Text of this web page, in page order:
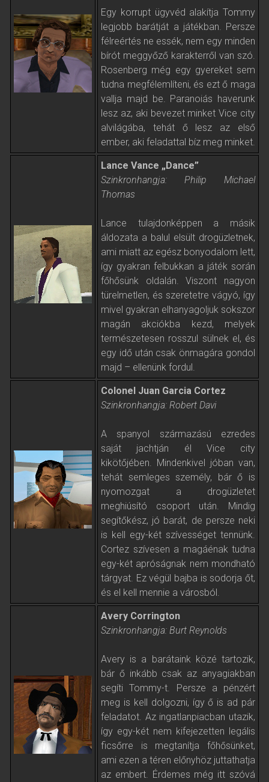
Egy korrupt ügyvéd alakítja Tommy
legjobb barátját a játékban. Persze
félreértés ne essék, nem egy minden
bírót meggyőző karakterről van szó.
Rosenberg még egy gyereket sem
tudna megfélemlíteni, és ezt ő maga
vallja majd be. Paranoiás haverunk
lesz az, aki bevezet minket Vice city
alvilágába, tehát ő lesz az első
ember, aki feladattal bíz meg minket.
Lance Vance „Dance”
Szinkronhangja: Philip Michael
Thomas
Lance tulajdonképpen a másik
áldozata a balul elsült drogüzletnek,
ami miatt az egész bonyodalom lett,
így gyakran felbukkan a játék során
főhősünk oldalán. Viszont nagyon
türelmetlen, és szeretetre vágyó, így
mivel gyakran elhanyagoljuk sokszor
magán akciókba kezd, melyek
természetesen rosszul sülnek el, és
egy idő után csak önmagára gondol
majd – ellenünk fordul.
Colonel Juan Garcia Cortez
Szinkronhangja: Robert Davi
A spanyol származású ezredes
saját jachtján él Vice city
kikötőjében. Mindenkivel jóban van,
tehát semleges személy, bár ő is
nyomozgat a drogüzletet
meghiúsító csoport után. Mindig
segítőkész, jó barát, de persze neki
is kell egy-két szívességet tennünk.
Cortez szívesen a magáénak tudna
egy-két apróságnak nem mondható
tárgyat. Ez végül bajba is sodorja őt,
és el kell mennie a városból.
Avery Corrington
Szinkronhangja: Burt Reynolds
Avery is a barátaink közé tartozik,
bár ő inkább csak az anyagiakban
segíti Tommy-t. Persze a pénzért
meg is kell dolgozni, így ő is ad pár
feladatot. Az ingatlanpiacban utazik,
így egy-két nem kifejezetten legális
ficsőrre is megtanítja főhősünket,
ami ezen a téren előnyhöz juttathatja
az embert. Érdemes még itt szóvá